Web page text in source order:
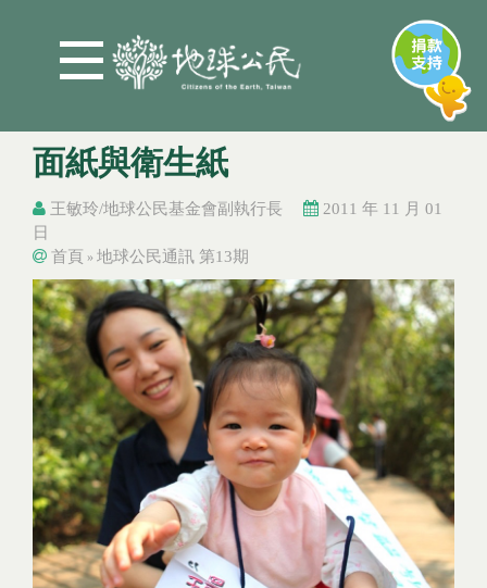
面紙與衛生紙
王敏玲/地球公民基金會副執行長
2011 年 11 月 01
日
您在這裡
首頁 » 地球公民通訊 第13期
您在這裡